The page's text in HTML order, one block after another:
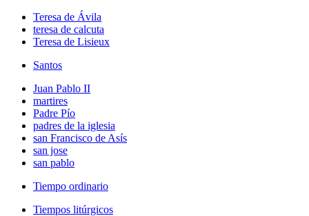
Teresa de Ávila
teresa de calcuta
Teresa de Lisieux
Santos
Juan Pablo II
martires
Padre Pío
padres de la iglesia
san Francisco de Asís
san jose
san pablo
Tiempo ordinario
Tiempos litúrgicos